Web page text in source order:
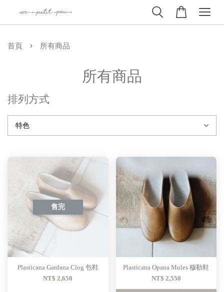
首頁 › 所有商品
所有商品
排列方式
售完
Plasticana Gardana Clog 包鞋
NT$ 2,650
Plasticana Opana Mules 穆勒鞋
NT$ 2,550